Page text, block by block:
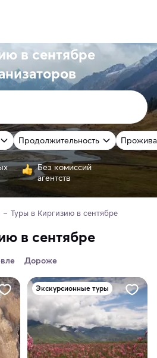
в сентябре
Продолжительность
Без комиссий
агентств
Туры в Киргизию в сентябре
в сентябре
Дороже
Экскурсионные туры